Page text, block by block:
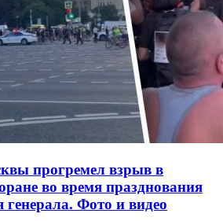
прогремел взрыв в
во время празднования
генерала. Фото и видео